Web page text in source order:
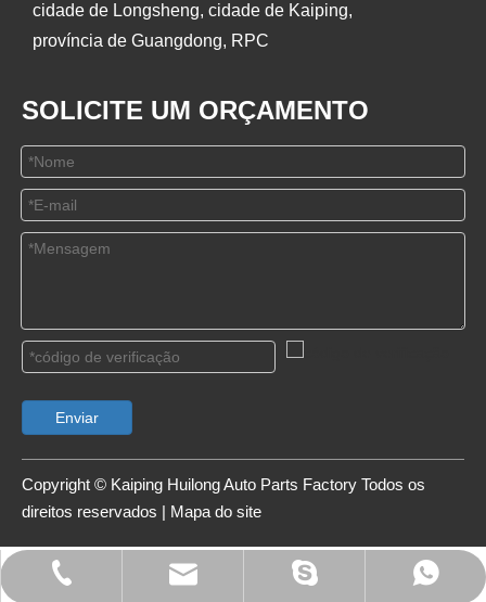
cidade de Longsheng, cidade de Kaiping,
província de Guangdong, RPC
SOLICITE UM ORÇAMENTO
Enviar
Copyright © Kaiping Huilong Auto Parts Factory Todos os
direitos reservados | Mapa do site